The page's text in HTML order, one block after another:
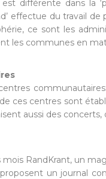
est différente dans la
effectue du travail
ce sont les
les communes en
communautaires:
ces centres sont
aussi des
mois RandKrant, un
un journal